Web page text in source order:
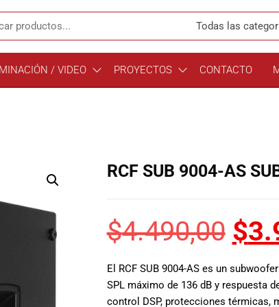
/ VIDEO PROYECTOS CONTACTO
RCF SUB 9004-AS
$4.490,00 $
El RCF SUB 9004-AS es un
SPL máximo de 136 dB y respuesta
control DSP, protecciones térmicas,